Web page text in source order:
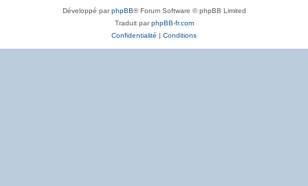
Développé parphpBB® Forum Software © phpBB Limited
Traduit parphpBB-fr.com
Confidentialité | Conditions